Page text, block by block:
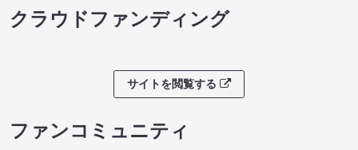
クラウドファンディング
サイトを閲覧する
ファンコミュニティ